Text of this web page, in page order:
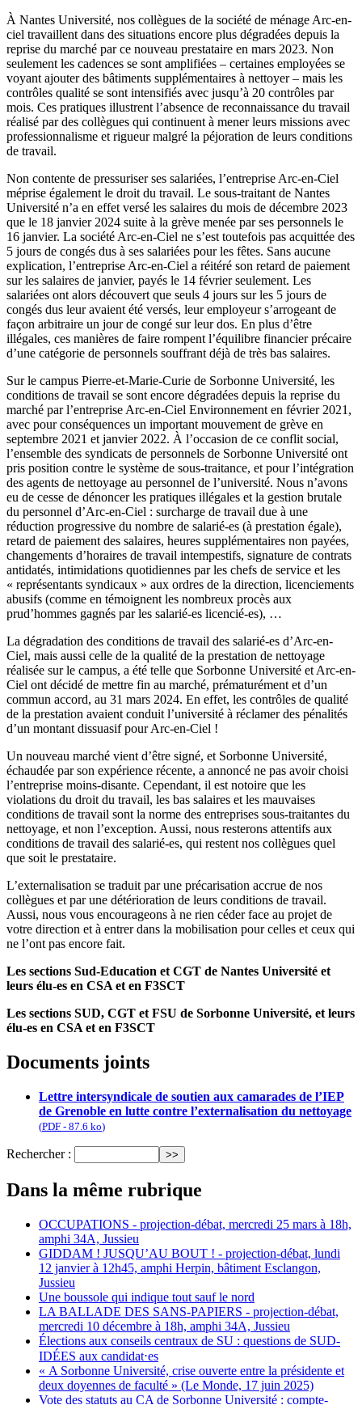
À Nantes Université, nos collègues de la société de ménage Arc-en-
ciel travaillent dans des situations encore plus dégradées depuis la
reprise du marché par ce nouveau prestataire en mars 2023. Non
seulement les cadences se sont amplifiées – certaines employées se
voyant ajouter des bâtiments supplémentaires à nettoyer – mais les
contrôles qualité se sont intensifiés avec jusqu’à 20 contrôles par
mois. Ces pratiques illustrent l’absence de reconnaissance du travail
réalisé par des collègues qui continuent à mener leurs missions avec
professionnalisme et rigueur malgré la péjoration de leurs conditions
de travail.
Non contente de pressuriser ses salariées, l’entreprise Arc-en-Ciel
méprise également le droit du travail. Le sous-traitant de Nantes
Université n’a en effet versé les salaires du mois de décembre 2023
que le 18 janvier 2024 suite à la grève menée par ses personnels le
16 janvier. La société Arc-en-Ciel ne s’est toutefois pas acquittée des
5 jours de congés dus à ses salariées pour les fêtes. Sans aucune
explication, l’entreprise Arc-en-Ciel a réitéré son retard de paiement
sur les salaires de janvier, payés le 14 février seulement. Les
salariées ont alors découvert que seuls 4 jours sur les 5 jours de
congés dus leur avaient été versés, leur employeur s’arrogeant de
façon arbitraire un jour de congé sur leur dos. En plus d’être
illégales, ces manières de faire rompent l’équilibre financier précaire
d’une catégorie de personnels souffrant déjà de très bas salaires.
Sur le campus Pierre-et-Marie-Curie de Sorbonne Université, les
conditions de travail se sont encore dégradées depuis la reprise du
marché par l’entreprise Arc-en-Ciel Environnement en février 2021,
avec pour conséquences un important mouvement de grève en
septembre 2021 et janvier 2022. À l’occasion de ce conflit social,
l’ensemble des syndicats de personnels de Sorbonne Université ont
pris position contre le système de sous-traitance, et pour l’intégration
des agents de nettoyage au personnel de l’université. Nous n’avons
eu de cesse de dénoncer les pratiques illégales et la gestion brutale
du personnel d’Arc-en-Ciel : surcharge de travail due à une
réduction progressive du nombre de salarié-es (à prestation égale),
retard de paiement des salaires, heures supplémentaires non payées,
changements d’horaires de travail intempestifs, signature de contrats
antidatés, intimidations quotidiennes par les chefs de service et les
« représentants syndicaux » aux ordres de la direction, licenciements
abusifs (comme en témoignent les nombreux procès aux
prud’hommes gagnés par les salarié-es licencié-es), …
La dégradation des conditions de travail des salarié-es d’Arc-en-
Ciel, mais aussi celle de la qualité de la prestation de nettoyage
réalisée sur le campus, a été telle que Sorbonne Université et Arc-en-
Ciel ont décidé de mettre fin au marché, prématurément et d’un
commun accord, au 31 mars 2024. En effet, les contrôles de qualité
de la prestation avaient conduit l’université à réclamer des pénalités
d’un montant dissuasif pour Arc-en-Ciel !
Un nouveau marché vient d’être signé, et Sorbonne Université,
échaudée par son expérience récente, a annoncé ne pas avoir choisi
l’entreprise moins-disante. Cependant, il est notoire que les
violations du droit du travail, les bas salaires et les mauvaises
conditions de travail sont la norme des entreprises sous-traitantes du
nettoyage, et non l’exception. Aussi, nous resterons attentifs aux
conditions de travail des salarié-es, qui restent nos collègues quel
que soit le prestataire.
L’externalisation se traduit par une précarisation accrue de nos
collègues et par une détérioration de leurs conditions de travail.
Aussi, nous vous encourageons à ne rien céder face au projet de
votre direction et à entrer dans la mobilisation pour celles et ceux qui
ne l’ont pas encore fait.
Les sections Sud-Education et CGT de Nantes Université et
leurs élu-es en CSA et en F3SCT
Les sections SUD, CGT et FSU de Sorbonne Université, et leurs
élu-es en CSA et en F3SCT
Documents joints
Lettre intersyndicale de soutien aux camarades de l’IEP
de Grenoble en lutte contre l’externalisation du nettoyage
(PDF - 87.6 ko)
Rechercher :
Dans la même rubrique
OCCUPATIONS - projection-débat, mercredi 25 mars à 18h,
amphi 34A, Jussieu
GIDDAM ! JUSQU’AU BOUT ! - projection-débat, lundi
12 janvier à 12h45, amphi Herpin, bâtiment Esclangon,
Jussieu
Une boussole qui indique tout sauf le nord
LA BALLADE DES SANS-PAPIERS - projection-débat,
mercredi 10 décembre à 18h, amphi 34A, Jussieu
Élections aux conseils centraux de SU : questions de SUD-
IDÉES aux candidat⋅es
« A Sorbonne Université, crise ouverte entre la présidente et
deux doyennes de faculté » (Le Monde, 17 juin 2025)
Vote des statuts au CA de Sorbonne Université : compte-